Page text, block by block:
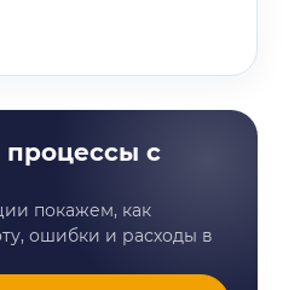
узнаете, какие
процессы с
покажем, как
ошибки и расходы в